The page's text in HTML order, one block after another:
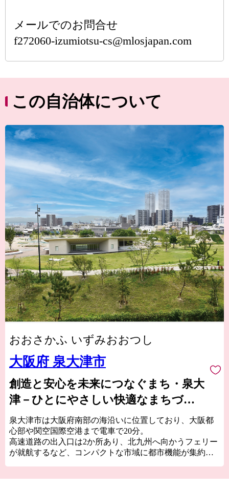
メールでのお問合せ
f272060-izumiotsu-cs@mlosjapan.com
この自治体について
おおさかふ いずみおおつし
大阪府 泉大津市
創造と安心を未来につなぐまち・泉大
津－ひとにやさしい快適なまちづく
りをめざして－
泉大津市は大阪府南部の海沿いに位置しており、大阪都
心部や関空国際空港まで電車で20分。
高速道路の出入口は2か所あり、北九州へ向かうフェリー
が就航するなど、コンパクトな市域に都市機能が集約さ